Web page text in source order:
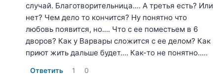
случай. Благотворительница.... А третья есть? Или
нет? Чем дело то кончится? Ну понятно что
любовь появится, но.... Что с ее поместьем в 6
дворов? Как у Варвары сложится с ее делом? Как
приют жить дальше будет.... Как-то не понятно.....
Ответить 1 0